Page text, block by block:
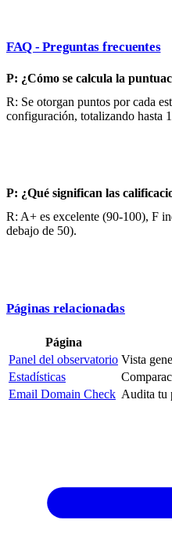
FAQ - Preguntas frecuentes
P: ¿Cómo se calcula la
R: Se otorgan puntos por cada
configuración, totalizando hasta
P: ¿Qué significan las
R: A+ es excelente (90-100), F
debajo de 50).
Páginas relacionadas
Página
Panel del observatorio Vista
Estadísticas
Email Domain Check Audita tu